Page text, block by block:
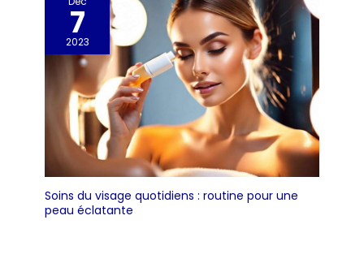
7
2023
Soins du visage quotidiens : routine pour une
peau éclatante